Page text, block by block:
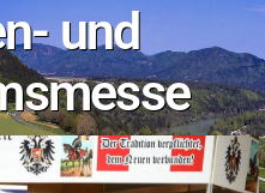
und